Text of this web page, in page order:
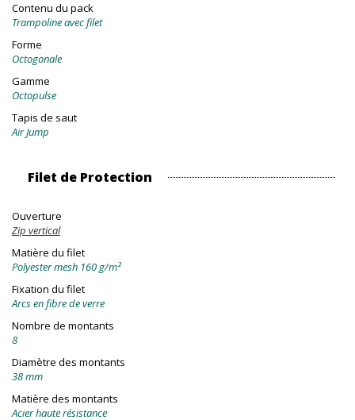
Contenu du pack
Trampoline avec filet
Forme
Octogonale
Gamme
Octopulse
Tapis de saut
Air Jump
Filet de Protection
Ouverture
Zip vertical
Matière du filet
Polyester mesh 160 g/m²
Fixation du filet
Arcs en fibre de verre
Nombre de montants
8
Diamètre des montants
38 mm
Matière des montants
Acier haute résistance